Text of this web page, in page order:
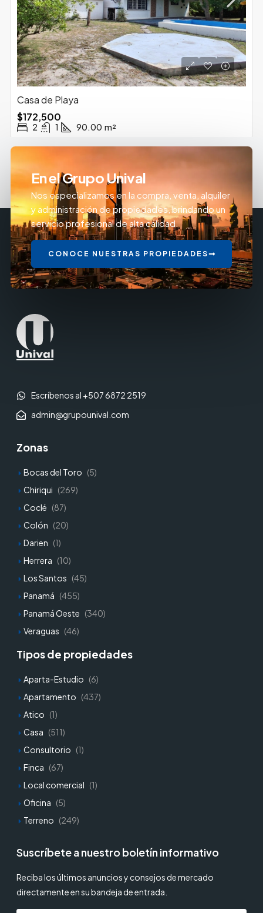
Casa de Playa
$172,500
2 1 90.00 m²
En el Grupo Unival
Nos especializamos en la compra, venta, alquiler
y administración de propiedades, brindando un
servicio profesional de alta calidad.
CONOCE NUESTRAS PROPIEDADES
Escríbenos al +507 6872 2519
admin@grupounival.com
Zonas
Bocas del Toro (5)
Chiriqui (269)
Coclé (87)
Colón (20)
Darien (1)
Herrera (10)
Los Santos (45)
Panamá (455)
Panamá Oeste (340)
Veraguas (46)
Tipos de propiedades
Aparta-Estudio (6)
Apartamento (437)
Atico (1)
Casa (511)
Consultorio (1)
Finca (67)
Local comercial (1)
Oficina (5)
Terreno (249)
Suscríbete a nuestro boletín informativo
Reciba los últimos anuncios y consejos de mercado
directamente en su bandeja de entrada.